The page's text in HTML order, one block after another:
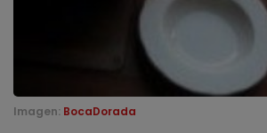
Imagen: BocaDorada